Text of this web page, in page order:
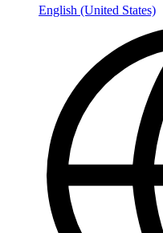
English (United States)